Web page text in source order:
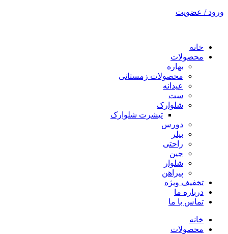
ورود / عضویت
خانه
محصولات
بهاره
محصولات زمستانی
عیدانه
ست
شلوارک
تیشرت شلوارک
دورس
بیلر
راحتی
جین
شلوار
پیراهن
تخفیف ویژه
درباره ما
تماس با ما
خانه
محصولات